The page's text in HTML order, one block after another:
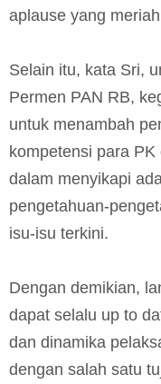
aplause yang
Selain itu, kata Sri,
Permen PAN RB,
untuk menambah
kompetensi para
dalam menyikapi
pengetahuan-
isu-isu terkini.
Dengan demikian,
dapat selalu up to
dan dinamika
dengan salah satu